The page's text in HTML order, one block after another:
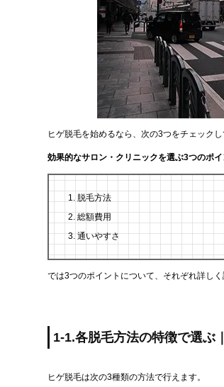
ヒゲ脱毛を始めるなら、次の3つをチェック
効果的なサロン・クリニックを選ぶ3つのポイ
脱毛方法
総額費用
通いやすさ
では3つのポイントについて、それぞれ詳しく
1-1.各脱毛方法の特徴で選ぶ
ヒゲ脱毛は次の3種類の方法で行えます。